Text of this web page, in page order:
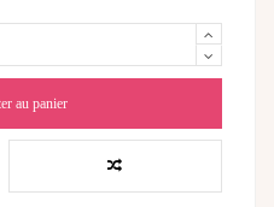
au panier